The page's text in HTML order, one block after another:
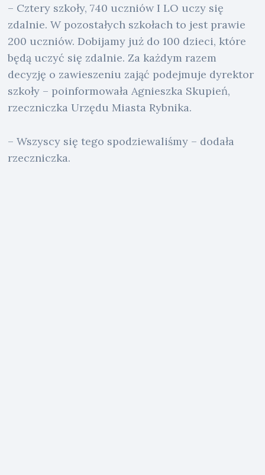
– Cztery szkoły, 740 uczniów I LO uczy się
zdalnie. W pozostałych szkołach to jest prawie
200 uczniów. Dobijamy już do 100 dzieci, które
będą uczyć się zdalnie. Za każdym razem
decyzję o zawieszeniu zająć podejmuje dyrektor
szkoły – poinformowała Agnieszka Skupień,
rzeczniczka Urzędu Miasta Rybnika.
– Wszyscy się tego spodziewaliśmy – dodała
rzeczniczka.